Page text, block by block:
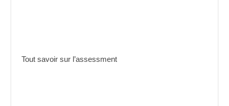
Tout savoir sur l’assessment